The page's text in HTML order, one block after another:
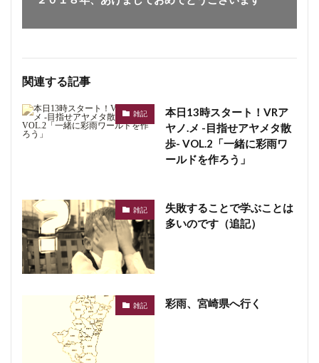
関連する記事
雑記
本日13時スタート！VRア
ヤノ.メ -目指せアヤメタ散
歩- VOL.2「一緒に彩雨ワ
ールドを作ろう」
雑記
失敗することで学ぶことは
多いのです（追記）
雑記 彩雨、宮崎県へ行く